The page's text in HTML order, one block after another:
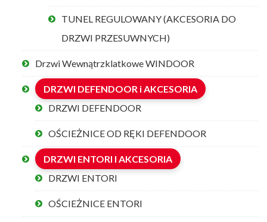
TUNEL REGULOWANY (AKCESORIA DO
DRZWI PRZESUWNYCH)
Drzwi Wewnątrzklatkowe WINDOOR
DRZWI DEFENDOOR i AKCESORIA
DRZWI DEFENDOOR
OŚCIEŻNICE OD RĘKI DEFENDOOR
DRZWI ENTORI I AKCESORIA
DRZWI ENTORI
OŚCIEŻNICE ENTORI